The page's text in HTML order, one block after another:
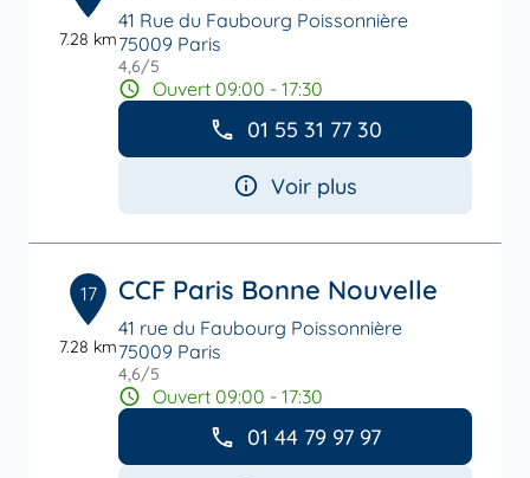
7.28 km
41 Rue du Faubourg Poissonnière
75009 Paris
4,6/5
Ouvert 09:00 - 17:30
01 55 31 77 30
Voir plus
17
7.28 km
CCF Paris Bonne Nouvelle
41 rue du Faubourg Poissonnière
75009 Paris
4,6/5
Ouvert 09:00 - 17:30
01 44 79 97 97